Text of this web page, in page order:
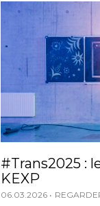
#Trans2025 :
KEXP
06.03.2026